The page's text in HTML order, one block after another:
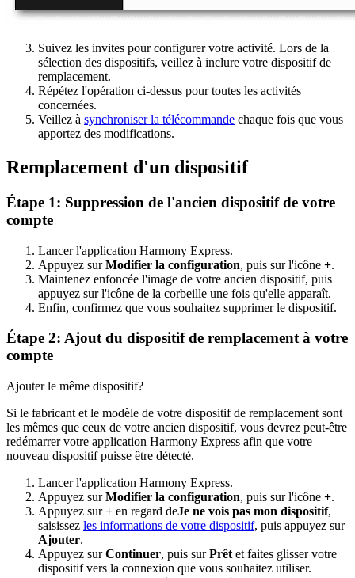
Suivez les invites pour configurer votre activité. Lors de la
sélection des dispositifs, veillez à inclure votre dispositif de
remplacement.
Répétez l'opération ci-dessus pour toutes les activités
concernées.
Veillez à synchroniser la télécommande chaque fois que vous
apportez des modifications.
Remplacement d'un dispositif
Étape 1: Suppression de l'ancien dispositif de votre
compte
Lancer l'application Harmony Express.
Appuyez surModifier la configuration, puis sur l'icône +.
Maintenez enfoncée l'image de votre ancien dispositif, puis
appuyez sur l'icône de la corbeille une fois qu'elle apparaît.
Enfin, confirmez que vous souhaitez supprimer le dispositif.
Étape 2: Ajout du dispositif de remplacement à votre
compte
Ajouter le même dispositif?
Si le fabricant et le modèle de votre dispositif de remplacement sont
les mêmes que ceux de votre ancien dispositif, vous devrez peut-être
redémarrer votre application Harmony Express afin que votre
nouveau dispositif puisse être détecté.
Lancer l'application Harmony Express.
Appuyez surModifier la configuration, puis sur l'icône +.
Appuyez sur+ en regard deJe ne vois pas mon dispositif,
saisissez les informations de votre dispositif, puis appuyez sur
Ajouter.
Appuyez surContinuer, puis surPrêt et faites glisser votre
dispositif vers la connexion que vous souhaitez utiliser.